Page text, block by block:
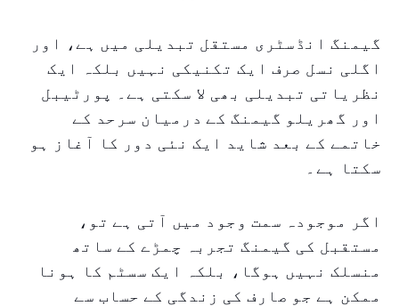
گیمنگ انڈسٹری مستقل تبدیلی میں ہے، اور
اگلی نسل صرف ایک تکنیکی نہیں بلکہ ایک
نظریاتی تبدیلی بھی لا سکتی ہے۔ پورٹیبل
اور گھریلو گیمنگ کے درمیان سرحد کے
خاتمے کے بعد شاید ایک نئی دور کا آغاز ہو
سکتا ہے۔
اگر موجودہ سمت وجود میں آتی ہے تو،
مستقبل کی گیمنگ تجربہ چمڑے کے ساتھ
منسلک نہیں ہوگا، بلکہ ایک سسٹم کا ہونا
ممکن ہے جو صارف کی زندگی کے حساب سے